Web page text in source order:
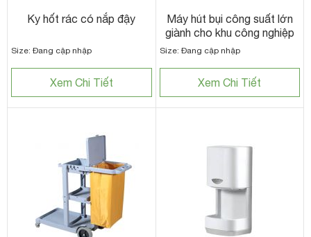
Ky hốt rác có nắp đậy
Size: Đang cập nhập
Xem Chi Tiết
Máy hút bụi công suất lớn
giành cho khu công nghiệp
Size: Đang cập nhập
Xem Chi Tiết